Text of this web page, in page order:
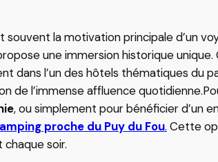
La Roche-sur-Yon
& Bocage vendéen
Hébergements haut de
Espace bien-être
Demi ou pension complète
Camping Club
Avec animations
Mobil-home 8-10
souvent la motivation principale d’un
une immersion historique
dans l’un des hôtels thématiques du
de l’immense affluence
, ou simplement pour bénéficier d’un
proche du Puy du Fou. Cette
soir.